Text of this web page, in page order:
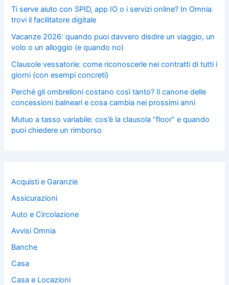
Ti serve aiuto con SPID, app IO o i servizi online? In Omnia
trovi il facilitatore digitale
Vacanze 2026: quando puoi davvero disdire un viaggio, un
volo o un alloggio (e quando no)
Clausole vessatorie: come riconoscerle nei contratti di tutti i
giorni (con esempi concreti)
Perché gli ombrelloni costano così tanto? Il canone delle
concessioni balneari e cosa cambia nei prossimi anni
Mutuo a tasso variabile: cos’è la clausola “floor” e quando
puoi chiedere un rimborso
Acquisti e Garanzie
Assicurazioni
Auto e Circolazione
Avvisi Omnia
Banche
Casa
Casa e Locazioni